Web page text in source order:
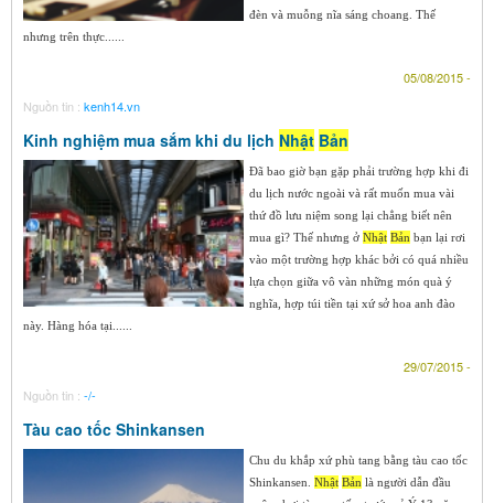
đèn và muỗng nĩa sáng choang. Thế
nhưng trên thực......
05/08/2015 -
Nguồn tin : kenh14.vn
Kinh nghiệm mua sắm khi du lịch Nhật Bản
Đã bao giờ bạn gặp phải trường hợp khi đi
du lịch nước ngoài và rất muốn mua vài
thứ đồ lưu niệm song lại chẳng biết nên
mua gì? Thế nhưng ở Nhật Bản bạn lại rơi
vào một trường hợp khác bởi có quá nhiều
lựa chọn giữa vô vàn những món quà ý
nghĩa, hợp túi tiền tại xứ sở hoa anh đào
này. Hàng hóa tại......
29/07/2015 -
Nguồn tin : -/-
Tàu cao tốc Shinkansen
Chu du khắp xứ phù tang bằng tàu cao tốc
Shinkansen. Nhật Bản là người dẫn đầu